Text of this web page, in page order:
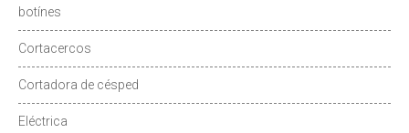
botínes
Cortacercos
Cortadora de césped
Eléctrica